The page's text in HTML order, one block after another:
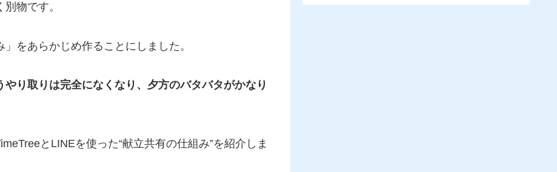
物です。
をあらかじめ作ることにしました。
やり取りは完全になくなり、夕方のバタバタがかなり
とLINEを使った“献立共有の仕組み”を紹介しま